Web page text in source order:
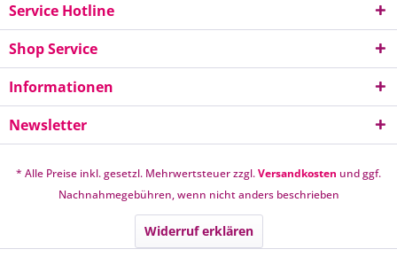
Service Hotline
Shop Service
Informationen
Newsletter
* Alle Preise inkl. gesetzl. Mehrwertsteuer zzgl.Versandkosten und ggf.
Nachnahmegebühren, wenn nicht anders beschrieben
Widerruf erklären